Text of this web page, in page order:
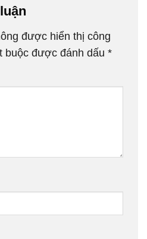
được hiển thị công
buộc được đánh dấu *